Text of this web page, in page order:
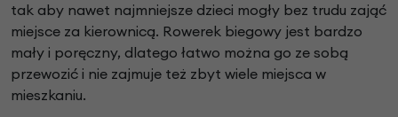
tak aby nawet najmniejsze dzieci mogły bez trudu zająć
miejsce za kierownicą. Rowerek biegowy jest bardzo
mały i poręczny, dlatego łatwo można go ze sobą
przewozić i nie zajmuje też zbyt wiele miejsca w
mieszkaniu.